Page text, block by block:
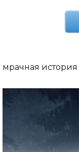
мрачная история